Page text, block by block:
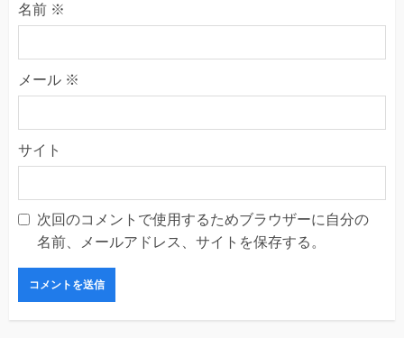
名前 ※
メール ※
サイト
次回のコメントで使用するためブラウザーに自分の
名前、メールアドレス、サイトを保存する。